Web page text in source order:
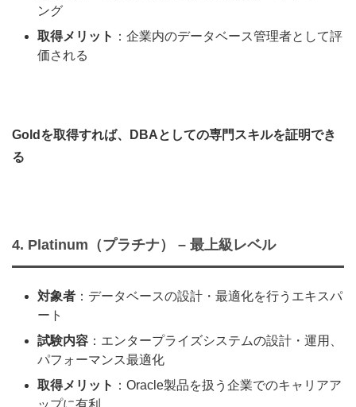
ング
取得メリット ：企業内のデータベース管理者として評
価される
Goldを取得すれば、DBAとしての専門スキルを証明でき
る
4. Platinum（プラチナ） – 最上級レベル
対象者 ：データベースの設計・最適化を行うエキスパ
ート
試験内容 ：エンタープライズシステムの設計・運用、
パフォーマンス最適化
取得メリット ：Oracle製品を扱う企業でのキャリアア